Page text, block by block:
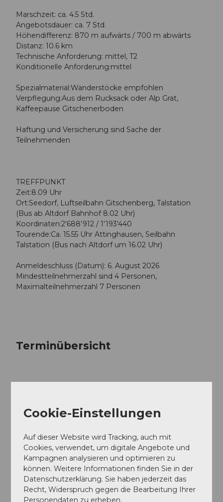
Marschzeit: ca. 4.5 Std.
Angebotsdauer: ca. 7 Std.
Höhendifferenz: 870 m aufwärts / 700 m abwärts
Distanz: 10.6 km
Technische Anforderung: mittel, T2
Konditionelle Anforderung:mittel
Spezialmaterial:Wanderstöcke empfohlen
Verpflegung:Aus dem Rucksack oder Alp Grat,
Kaffeepause Gitschenerboden
Haftung und Versicherung sind Sache der
Teilnehmenden
TREFFPUNKT
Zeit:8.09 Uhr
Ort:Seedorf, Luftseilbahn Gitschenberg, Talstation
(Bus ab Altdorf Bahnhof 8.02 Uhr)
Koordinaten:2'688'912 / 1'193'440
Tourende:Ca. 15.55 Uhr Attinghausen, Seilbahn
Talstation (Bus nach Altdorf um 16.02 Uhr)
Anmeldeschluss (Datum): 6. August 2026
Mindestteilnehmerzahl sind 4 Personen,
Maximalteilnehmerzahl 7 Personen
Terminübersicht
Preisinformationen
Führung für Mitglieder kostenlos
Nichtmitglieder Unkostenbeitrag von CHF 10.-- (bar
vor Ort)
eigene Verpflegungs- und Reisespesen
Cookie-Einstellungen
Auf dieser Website wird Tracking, auch mit
Cookies, verwendet, um digitale Angebote und
Kampagnen analysieren und optimieren zu
können. Weitere Informationen finden Sie in der
Datenschutzerklärung. Sie haben jederzeit das
Recht, Widerspruch gegen die Bearbeitung Ihrer
Personendaten zu erheben.